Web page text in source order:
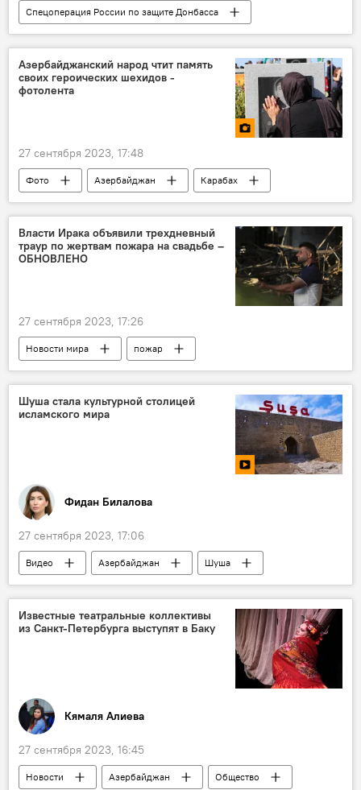
Спецоперация России по защите Донбасса
Россия
Украина СВО
ВСУ
БПЛА
Артиллерия Бронетехника
Азербайджанский народ чтит память
своих героических шехидов -
фотолента
27 сентября 2023, 17:48
Фото Азербайджан
Карабах
День памяти в Азербайджане
Шехиды
Отечественная война
Власти Ирака объявили трехдневный
траур по жертвам пожара на свадьбе –
ОБНОВЛЕНО
27 сентября 2023, 17:26
Новости мира
пожар
Происшествия
Ирак
Свадьба
Фейерверк
Шуша стала культурной столицей
исламского мира
Фидан Билалова
27 сентября 2023, 17:06
Видео Азербайджан
Шуша
Карабах
Культура История
Известные театральные коллективы
из Санкт-Петербурга выступят в Баку
Кямаля Алиева
27 сентября 2023, 16:45
Новости Азербайджан
Общество